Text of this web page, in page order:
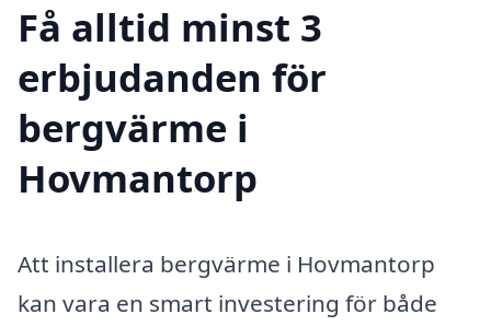
Få alltid minst 3
erbjudanden för
bergvärme i
Hovmantorp
Att installera bergvärme i Hovmantorp
kan vara en smart investering för både